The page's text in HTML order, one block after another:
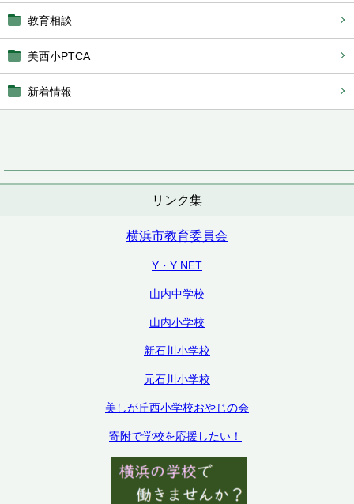
教育相談
美西小PTCA
新着情報
リンク集
横浜市教育委員会
Y・Y NET
山内中学校
山内小学校
新石川小学校
元石川小学校
美しが丘西小学校おやじの会
寄附で学校を応援したい！